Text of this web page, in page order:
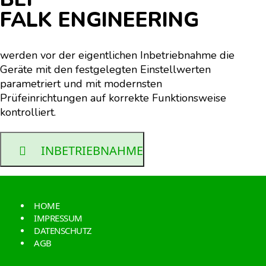
FALK ENGINEERING
werden vor der eigentlichen Inbetriebnahme die
Geräte mit den festgelegten Einstellwerten
parametriert und mit modernsten
Prüfeinrichtungen auf korrekte Funktionsweise
kontrolliert.
INBETRIEBNAHME
HOME
IMPRESSUM
DATENSCHUTZ
AGB